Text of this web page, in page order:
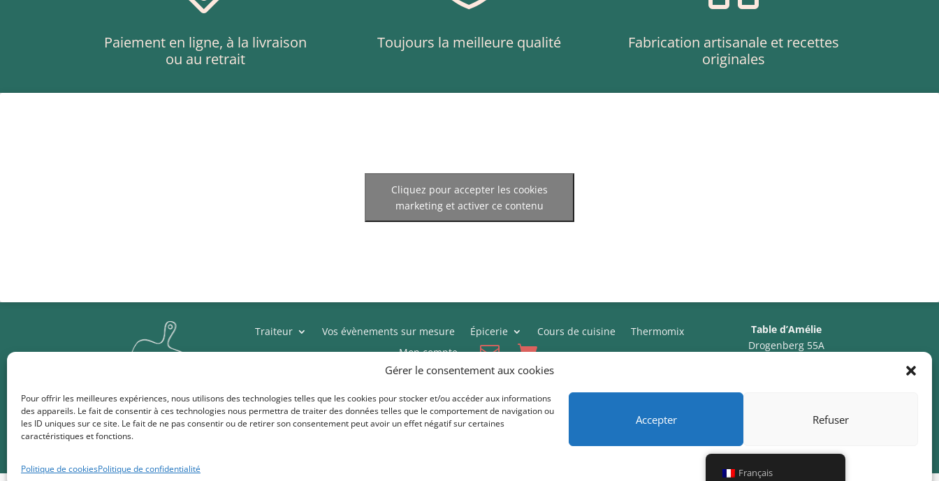
Gérer le consentement aux cookies
Pour offrir les meilleures expériences, nous utilisons des technologies telles que les cookies pour stocker et/ou accéder aux informations
des appareils. Le fait de consentir à ces technologies nous permettra de traiter des données telles que le comportement de navigation ou
les ID uniques sur ce site. Le fait de ne pas consentir ou de retirer son consentement peut avoir un effet négatif sur certaines
caractéristiques et fonctions.
Accepter Refuser
Politique de cookiesPolitique de confidentialité
Paiement en ligne, à la livraison
ou au retrait
Toujours la meilleure qualité
Fabrication artisanale et recettes
originales
Cliquez pour accepter les cookies
marketing et activer ce contenu
Traiteur Vos évènements sur mesure Épicerie Cours de cuisine
Thermomix
Mon compte
Table d’Amélie
Drogenberg 55A
ING BE35 3632 0999
Français